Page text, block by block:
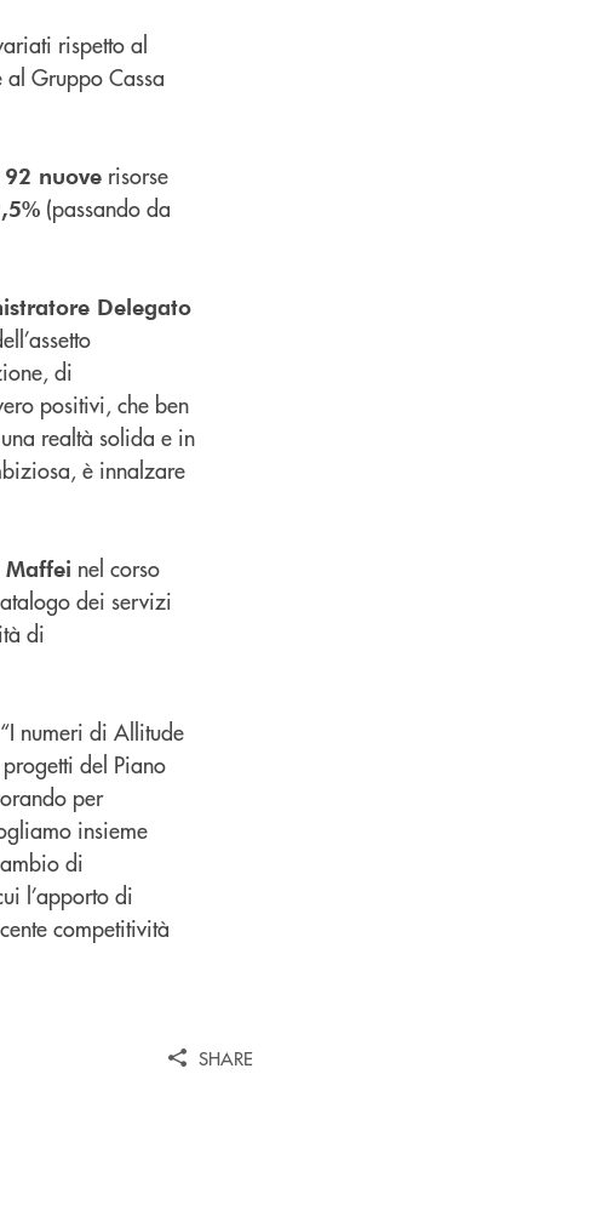
rispetto al
Gruppo Cassa
nuove risorse
(passando da
Delegato
di
positivi, che ben
realtà solida e in
è innalzare
Maffei nel corso
dei servizi
di
numeri di Allitude
del Piano
per
insieme
di
l’apporto di
competitività
SHARE